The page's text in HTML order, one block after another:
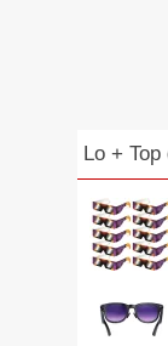
Lo +